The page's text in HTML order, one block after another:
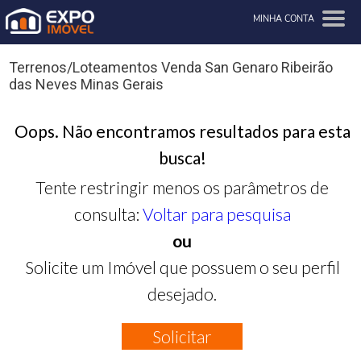
MINHA CONTA
Terrenos/Loteamentos Venda San Genaro Ribeirão
das Neves Minas Gerais
Oops. Não encontramos resultados para esta
busca!
Tente restringir menos os parâmetros de
consulta: Voltar para pesquisa
ou
Solicite um Imóvel que possuem o seu perfil
desejado.
Solicitar